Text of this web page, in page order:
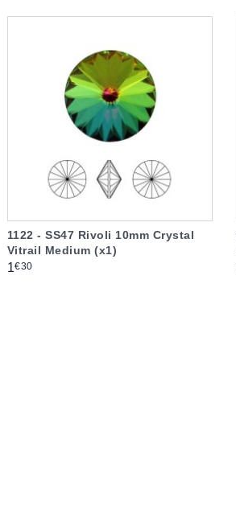
1122 - SS47 Rivoli 10mm Crystal
Vitrail Medium (x1)
Prix
1€30